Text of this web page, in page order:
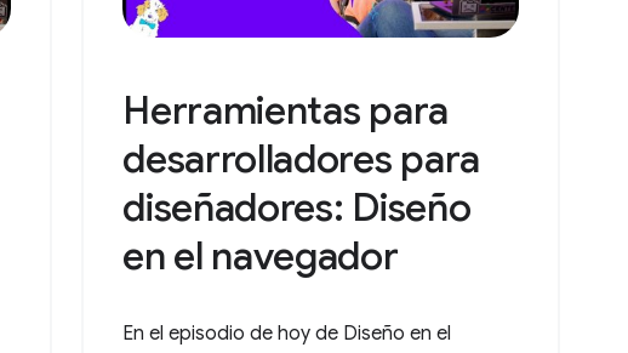
Herramientas para
desarrolladores para
diseñadores: Diseño
en el navegador
En el episodio de hoy de Diseño en el